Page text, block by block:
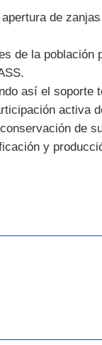
de
de la
así el
activa
de
y